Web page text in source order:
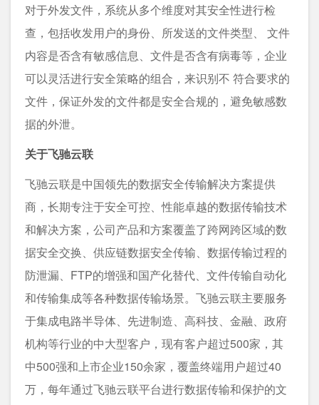
对于外发文件，系统从多个维度对其安全性进行检
查，包括收发用户的身份、所发送的文件类型、 文件
内容是否含有敏感信息、文件是否含有病毒等，企业
可以灵活进行安全策略的组合，来识别不 符合要求的
文件，保证外发的文件都是安全合规的，避免敏感数
据的外泄。
关于飞驰云联
飞驰云联是中国领先的数据安全传输解决方案提供
商，长期专注于安全可控、性能卓越的数据传输技术
和解决方案，公司产品和方案覆盖了跨网跨区域的数
据安全交换、供应链数据安全传输、数据传输过程的
防泄漏、FTP的增强和国产化替代、文件传输自动化
和传输集成等各种数据传输场景。飞驰云联主要服务
于集成电路半导体、先进制造、高科技、金融、政府
机构等行业的中大型客户，现有客户超过500家，其
中500强和上市企业150余家，覆盖终端用户超过40
万，每年通过飞驰云联平台进行数据传输和保护的文